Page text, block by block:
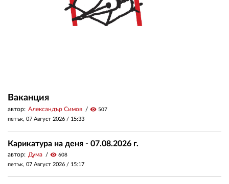
Ваканция
автор: Александър Симов visibility 507
петък, 07 Август 2026 / 15:33
Карикатура на деня - 07.08.2026 г.
автор: Дума visibility 608
петък, 07 Август 2026 / 15:17